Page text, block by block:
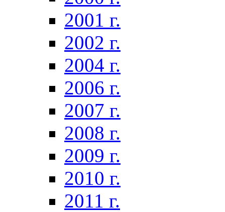
2001 г.
2002 г.
2004 г.
2006 г.
2007 г.
2008 г.
2009 г.
2010 г.
2011 г.